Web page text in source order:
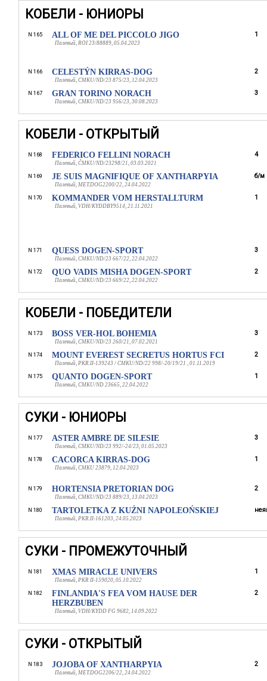
КОБЕЛИ - ЮНИОРЫ
N 165 ALL OF ME DEL PICCOLO JIGO
Палевый, ROI 23/88889, 05.04.2023
1
N 166 CELESTÝN KIRRAS-DOG
Палевый, CMKU/ND/23 875/23, 12.04.2023
2
N 167 GRAN TORINO NORACH
Палевый, CMKU/ND/23 956/23, 30.08.2023
3
КОБЕЛИ - ОТКРЫТЫЙ
N 168 FEDERICO FELLINI NORACH
Палевый, ČMKU/ND/23298/21, 03.03.2021
4
N 169 JE SUIS MAGNIFIQUE OF XANTHARPYIA
Палевый, MET.DOG2200/22, 24.04.2022
б/м
N 170 KOMMANDER VOM HERSTALLTURM
Палевый, VDH/KYDDBY9514, 21.11.2021
1
N 171 QUESS DOGEN-SPORT
Палевый, CMKU/ND/23 667/22, 22.04.2022
3
N 172 QUO VADIS MISHA DOGEN-SPORT
Палевый, CMKU/ND/23 669/22, 22.04.2022
2
КОБЕЛИ - ПОБЕДИТЕЛИ
N 173 BOSS VER-HOL BOHEMIA
Палевый, CMKU/ND/23 260/21, 07.02.2021
3
N 174 MOUNT EVEREST SECRETUS HORTUS FCI
Палевый, PKR.II-139243 / CMKU/ND/22 998/-20/19/21 , 01.11.2019
2
N 175 QUANTO DOGEN-SPORT
Палевый, CMKU/ND 23665, 22.04.2022
1
СУКИ - ЮНИОРЫ
N 177 ASTER AMBRE DE SILESIE
Палевый, CMKU/ND/23 992/-24/23, 01.05.2023
3
N 178 CACORCA KIRRAS-DOG
Палевый, CMKU 23879, 12.04.2023
1
N 179 HORTENSIA PRETORIAN DOG
Палевый, CMKU/ND/23 889/23, 13.04.2023
2
N 180 TARTOLETKA Z KUŹNI NAPOLEOŃSKIEJ
Палевый, PKR.II-161203, 24.05.2023
СУКИ - ПРОМЕЖУТОЧНЫЙ
N 181 XMAS MIRACLE UNIVERS
Палевый, PKR II-159020, 05.10.2022
1
N 182
FINLANDIA'S FEA VOM HAUSE DER
HERZBUBEN
Палевый, VDH/KYDD FG 9682, 14.09.2022
2
СУКИ - ОТКРЫТЫЙ
N 183 JOJOBA OF XANTHARPYIA
Палевый, MET.DOG2206/22, 24.04.2022
2